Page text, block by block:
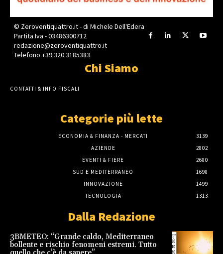
© Zeroventiquattro.it - di Michele Dell'Edera
Partita Iva - 03486300712
redazione@zeroventiquattro.it
Telefono +39 320 3185383
Chi Siamo
CONTATTI & INFO FISCALI
Categorie più lette
ECONOMIA & FINANZA - MERCATI
3139
AZIENDE
2802
EVENTI & FIERE
2680
SUD E MEDITERRANEO
1698
INNOVAZIONE
1499
TECNOLOGIA
1313
Dalla Redazione
3BMETEO: “Grande caldo, Mediterraneo
bollente e rischio fenomeni estremi. Tutto